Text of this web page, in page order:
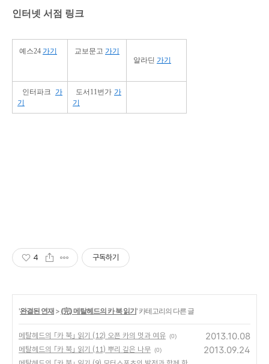
인터넷 서점 링크
예스24 가기 교보문고 가기
알라딘 가기
인터파크 가
기
도서11번가 가
기
4 구독하기
'완결된 연재 > (完) 메탈헤드의 카 북 읽기' 카테고리의 다른 글
메탈헤드의 「카 북」 읽기 (12) 오픈 카의 멋과 여유 (0) 2013.10.08
메탈헤드의 「카 북」 읽기 (11) 뿌리 깊은 나무 (0) 2013.09.24